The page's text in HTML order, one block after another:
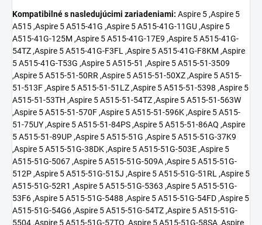
Kompatibilné s nasledujúcimi zariadeniami: Aspire 5 ,Aspire 5 A515 ,Aspire 5 A515-41G ,Aspire 5 A515-41G-11GU ,Aspire 5 A515-41G-125M ,Aspire 5 A515-41G-17E9 ,Aspire 5 A515-41G-54TZ ,Aspire 5 A515-41G-F3FL ,Aspire 5 A515-41G-F8KM ,Aspire 5 A515-41G-T53G ,Aspire 5 A515-51 ,Aspire 5 A515-51-3509 ,Aspire 5 A515-51-50RR ,Aspire 5 A515-51-50XZ ,Aspire 5 A515-51-513F ,Aspire 5 A515-51-51LZ ,Aspire 5 A515-51-5398 ,Aspire 5 A515-51-53TH ,Aspire 5 A515-51-54TZ ,Aspire 5 A515-51-563W ,Aspire 5 A515-51-570F ,Aspire 5 A515-51-596K ,Aspire 5 A515-51-75UY ,Aspire 5 A515-51-84PS ,Aspire 5 A515-51-86AQ ,Aspire 5 A515-51-89UP ,Aspire 5 A515-51G ,Aspire 5 A515-51G-37K9 ,Aspire 5 A515-51G-38DK ,Aspire 5 A515-51G-503E ,Aspire 5 A515-51G-5067 ,Aspire 5 A515-51G-509A ,Aspire 5 A515-51G-512P ,Aspire 5 A515-51G-515J ,Aspire 5 A515-51G-51RL ,Aspire 5 A515-51G-52R1 ,Aspire 5 A515-51G-5363 ,Aspire 5 A515-51G-53F6 ,Aspire 5 A515-51G-5488 ,Aspire 5 A515-51G-54FD ,Aspire 5 A515-51G-54G6 ,Aspire 5 A515-51G-54TZ ,Aspire 5 A515-51G-5504 ,Aspire 5 A515-51G-57TQ ,Aspire 5 A515-51G-58SA ,Aspire 5 A515-51G-8065 ,Aspire 5 A515-51G-84ZP ,Aspire 5 A515-51G-89LS ,Aspire 5 A515-52G ,Aspire 5 A515-52G-50VP ,Aspire 5 A515-52G-51RF ,Aspire 5 A515-52G-522W ,Aspire 5 A515-52G-53PU ,Aspire 5 A515-52G-58D3 ,Aspire 5 A515-52G-58S9 ,Aspire 5 A515-52G-59V6 ,Aspire 5 A515-52G-70QM ,Aspire 5 A515-52G-72U7 ,Aspire 5 A515-52G-73DF ,Aspire 5 A515-52G-73ML ,Aspire 5 A515-52G-7405 ,Aspire 5 A517 ,Aspire 5 A517-51 ,Aspire 5 A517-51-33Q4 ,Aspire 5 A517-51-50XH ,Aspire 5 A517-51-5385 ,Aspire 5 A517-51-54UG ,Aspire 5 A517-51-568Y ,Aspire 5 A517-51-575X ,Aspire 5 A517-51-82HA ,Aspire 5 A517-51G ,Aspire 5 A517-51G-308G ,Aspire 5 A517-51G-50LG ,Aspire 5 A517-51G-50XS ,Aspire 5 A517-51G-51UU ,Aspire 5 A517-51G-522W ,Aspire 5 A517-51G-5412 ,Aspire 5 A517-51G-54CX ,Aspire 5 A517-51G-54GK ,Aspire 5 A517-51G-54L4 ,Aspire 5 A517-51G-55RE ,Aspire 5 A517-51G-582X ,Aspire 5 A517-51G-58DD ,Aspire 5 A517-51G-58ZH ,Aspire 5 A517-51G-80LF ,Aspire 5 A517-51G-81VB ,Aspire 5 A517-51G-8433 ,Aspire 5 A517-51G-8435 ,Aspire 7 ,Aspire 7 A715 ,Aspire 7 A715-71G ,Aspire 7 A715-71G-50WU ,Aspire 7 A715-71G-51KX ,Aspire 7 A715-71G-52FG ,Aspire 7 A715-71G-52GT ,Aspire 7 A715-71G-52SK ,Aspire 7 A715-71G-52WE ,Aspire 7 A715-71G-53TU ,Aspire 7 A715-71G-54PN ,Aspire 7 A715-71G-56BD ,Aspire 7 A715-71G-59YY ,Aspire 7 A715-71G-71L2 ,Aspire 7 A715-71G-71NC ,Aspire 7 A715-71G-74QK ,Aspire 7 A715-71G-76Z5 ,Aspire 7 A715-71G-78Z8 ,Aspire 7 A715-72G ,Aspire 7 A715-72G-508U ,Aspire 7 A715-72G-50MH ,Aspire 7 A715-72G-53JH ,Aspire 7 A715-72G-704Q ,Aspire 7 A715-72G-70JF ,Aspire 7 A715-72G-71CT ,Aspire 7 A715-72G-71L1 ,Aspire 7 A715-72G-71RW ,Aspire 7 A715-72G-71S3 ,Aspire 7 A715-72G-72Y9 ,Aspire 7 A715-72G-74V9 ,Aspire 7 A715-72G-79BH ,Aspire 7 A717 ,Aspire 7 A717-71G ,Aspire 7 A717-71G-501X ,Aspire 7 A717-71G-54ED ,Aspire 7 A717-71G-55GT ,Aspire 7 A717-71G-568Z ,Aspire 7 A717-71G-59FW ,Aspire 7 A717-71G-707B ,Aspire 7 A717-71G-70Z6 ,Aspire 7 A717-71G-71GR ,Aspire 7 A717-71G-721V ,Aspire 7 A717-71G-72VY ,Aspire 7 A717-71G-740Y ,Aspire 7 A717-71G-75QU ,Aspire 7 A717-71G-75W6 ,Aspire 7 A717-71G-76M3 ,Aspire 7 A717-71G-785Y ,Aspire 7 A717-71G-79DS ,Aspire E 15 ES1-512 ,Aspire E 15 ES1-512-C1PW ,Aspire E 15 ES1-512-C323 ,Aspire E 15 ES1-512-C4DW ,Aspire E 15 ES1-512-C59L ,Aspire E 15 ES1-512-C5YW ,Aspire E 15 ES1-512-C88M ,Aspire E 15 ES1-512-C96S ,Aspire E 15 ES1-512-P18H ,Aspire E 15 ES1-512-P1SM ,Aspire E 15 ES1-512-P9GT ,Aspire E 17 E5-771 ,Aspire E 17 E5-771-30A7 ,Aspire E 17 E5-771-31US ,Aspire E 17 E5-771-33G9 ,Aspire E 17 E5-771-36PY ,Aspire E 17 E5-771-37QG ,Aspire E 17 E5-771-37SB ,Aspire E 17 E5-771-51HT ,Aspire E 17 E5-771-53AJ ,Aspire E 17 E5-771-54PF ,Aspire E 17 E5-771-55XR ,Aspire E 17 E5-771-57ZV ,Aspire E 17 E5-771-58NC ,Aspire E 17 E5-771G ,Aspire E 17 E5-771G-32S4 ,Aspire E 17 E5-771G-33FU ,Aspire E 17 E5-771G-33XU ,Aspire E 17 E5-771G-348S ,Aspire E 17 E5-771G-36KO ,Aspire E 17 E5-771G-36SL ,Aspire E 17 E5-771G-37XS ,Aspire E 17 E5-771G-3998 ,Aspire E 17 E5-771G-51ZL ,Aspire E 17 E5-771G-533T ,Aspire E 17 E5-771G-53T6 ,Aspire E 17 E5-771G-553Q ,Aspire E 17 E5-771G-55VP ,Aspire E 17 E5-771G-55ZZ ,Aspire E 17 E5-771G-560N ,Aspire E 17 E5-771G-57PV ,Aspire E 17 E5-771G-58SB ,Aspire E 17 E5-771G-59J6 ,Aspire ES 15 ES1-572 ,Aspire ES 15 ES1-572-30K0 ,Aspire ES 15 ES1-572-30KO ,Aspire ES 15 ES1-572-30Q9 ,Aspire ES 15 ES1-572-31BD ,Aspire ES 15 ES1-572-31KW ,Aspire ES 15 ES1-572-31XL ,Aspire ES 15 ES1-572-33BP ,Aspire ES 15 ES1-572-3729 ,Aspire ES 15 ES1-572-50VB ,Aspire ES 15 ES1-572-53EL ,Aspire ES 15 ES1-572-59E8 ,Aspire R 11 R3-131T ,Aspire R 11 R3-131T-C1EW ,Aspire R 11 R3-131T-C1YF ,Aspire R 11 R3-131T-C1Z2 ,Aspire R 11 R3-131T-C62X ,Aspire R 11 R3-131T-C770 ,Aspire R 11 R3-131T-C8X9 ,Aspire R 11 R3-131T-P2R8 ,Aspire R 11 R3-131T-P6G7 ,Aspire R 11 R3-131T-P73T ,Aspire R 11 R3-131T-P9J9 ,Aspire R 13 R7-371T ,Aspire R 13 R7-371T-50V5 ,Aspire R 13 R7-371T-52EL ,Aspire R 13 R7-371T-55DJ ,Aspire R 13 R7-371T-57SN ,Aspire R 13 R7-371T-59ZK ,Aspire R 13 R7-371T-71XP ,Aspire R 13 R7-371T-762R ,Aspire R 13 R7-371T-76UV ,Aspire R 13 R7-372T ,Aspire R 13 R7-372T-53E0 ,Aspire R 13 R7-372T-53J0 ,Aspire R 13 R7-372T-53XE ,Aspire R 13 R7-372T-54TM ,Aspire R 13 R7-372T-582W ,Aspire R 13 R7-372T-72XJ ,Aspire R 13 R7-372T-746N ,Aspire R 13 R7-372T-74B3 ,Aspire R 13 R7-372T-758Q ,Aspire R 13 R7-372T-75LX ,Aspire R 13 R7-372T-77LE ,Aspire R 13 R7-372T-79F2 ,Aspire R 14 R5-471T ,Aspire R 14 R5-471T-50UD ,Aspire R 14 R5-471T-52EE ,Aspire R 14 R5-471T-534X ,Aspire R 14 R5-471T-53MJ ,Aspire R 14 R5-471T-59CW ,Aspire R 14 R5-471T-74LX ,Aspire R 14 R5-471T-79YN ,Aspire R 15 R5-571 ,Aspire R 15 R5-571T ,Aspire R 15 R5-571T-51CB ,Aspire R 15 R5-571T-5773 ,Aspire R 15 R5-571T-57Z0 ,Aspire R 15 R5-571T-594X ,Aspire R 15 R5-571T-59DC ,Aspire R 15 R5-571T-7229 ,Aspire R 15 R5-571T-74PG ,Aspire R 15 R5-571T-78G6 ,Aspire R 15 R5-571T-78G8 ,Aspire R 15 R5-571TG ,Aspire R 15 R5-571TG-50RF ,Aspire R 15 R5-571TG-51CB ,Aspire R 15 R5-571TG-57YD ,Aspire R 15 R5-571TG-720H ,Aspire R 15 R5-571TG-7229 ,Aspire R 15 R5-571TG-78G6 ,Aspire R 15 R5-571TG-78G8 ,Aspire R 15 R5-571TG-79L1 ,Aspire V 11 V3-111 ,Aspire V 11 V3-111P ,Aspire V 11 V3-111P-43BC ,Aspire V 11 V3-111P-C0T9 ,Aspire V 11 V3-111P-C1UO ,Aspire V 11 V3-111P-C3YJ ,Aspire V 11 V3-111P-C3Z1 ,Aspire V 11 V3-111P-C9Z3 ,Aspire V 11 V3-111P-P06A ,Aspire V 11 V3-111P-P1K3 ,Aspire V 13 ,Aspire V 13 V3-371 ,Aspire V 13 V3-371-30ZG ,Aspire V 13 V3-371-33A1 ,Aspire V 13 V3-371-36M2 ,Aspire V 13 V3-371-36MA ,Aspire V 13 V3-371-37AF ,Aspire V 13 V3-371-37E1 ,Aspire V 13 V3-371-37T9 ,Aspire V 13 V3-371-38M1 ,Aspire V 13 V3-371-39EJ ,Aspire V 13 V3-371-50YT ,Aspire V 13 V3-371-51GY ,Aspire V 13 V3-371-52BH ,Aspire V 13 V3-371-52SK ,Aspire V 13 V3-371-52VR ,Aspire V 13 V3-371-54TF ,Aspire V 13 V3-371-55EH ,Aspire V 13 V3-371-55GS ,Aspire V 13 V3-371-56LD ,Aspire V 13 V3-371-57QP ,Aspire V 13 V3-371-57W1 ,Aspire V 13 V3-371-58C2 ,Aspire V 13 V3-371-599Z ,Aspire V 13 V3-371-59YR ,Aspire V 13 V3-371-67HZ ,Aspire V 13 V3-371-71AH ,Aspire V 13 V3-371-71BX ,Aspire V 13 V3-371-71J6 ,Aspire V 13 V3-371-75A2 ,Aspire V 13 V3-371-75R3 ,Aspire V 13 V3-371-762B ,Aspire V 13 V3-371-78F9 ,Aspire V 13 V3-372 ,Aspire V 13 V3-372-3235 ,Aspire V 13 V3-372-33JV ,Aspire V 13 V3-372-33XV ,Aspire V 13 V3-372-34NP ,Aspire V 13 V3-372-391D ,Aspire V 13 V3-372-505B ,Aspire V 13 V3-372-50LK ,Aspire V 13 V3-372-50W9 ,Aspire V 13 V3-372-54B4 ,Aspire V 13 V3-372-54T0 ,Aspire V 13 V3-372-55AM ,Aspire V 13 V3-372-56V8 ,Aspire V 13 V3-372-57CW ,Aspire V 13 V3-372-57XV ,Aspire V 13 V3-372-P6AB ,Aspire V 13 V3-372T ,Aspire V 13 V3-372T-5051 ,Aspire V 13 V3-372T-53H4 ,Aspire V 13 V3-372T-53LA ,Aspire V 13 V3-372T-75U6 ,Chromebook 13 C810 ,Chromebook 13 C810-T78Y ,Chromebook 13 C810-T7FP ,Chromebook 13 C810-T7ZT ,Chromebook 13 C810-T9CA ,Chromebook 13 C810-T9ZP ,Chromebook 15 C910 ,Chromebook 15 C910-54M1 ,Chromebook 15 C910-C37P ,Chromebook 15 C910-C453 ,Extensa 2540 ,Nitro 5 ,Nitro 5 AN515 ,Nitro 5 AN515-31 ,Nitro 5 AN515-31-52DR ,Nitro 5 AN515-31-58SH ,Nitro 5 AN515-31-59RD ,Nitro 5 AN515-31-86FR ,Nitro 5 AN515-41 ,Nitro 5 AN515-41-11CP ,Nitro 5 AN515-41-19HM ,Nitro 5 AN515-41-53YW ,Nitro 5 AN515-41-F1XF ,Nitro 5 AN515-41-F5RL ,Nitro 5 AN515-41-F6T3 ,Nitro 5 AN515-41-F6VS ,Nitro 5 AN515-51 ,Nitro 5 AN515-51-504A ,Nitro 5 AN515-51-5082 ,Nitro 5 AN515-51-50PN ,Nitro 5 AN515-51-50S1 ,Nitro 5 AN515-51-522L ,Nitro 5 AN515-51-53YW ,Nitro 5 AN515-51-546U ,Nitro 5 AN515-51-5594 ,Nitro 5 AN515-51-55VA ,Nitro 5 AN515-51-55WL ,Nitro 5 AN515-51-565D ,Nitro 5 AN515-51-56U0 ,Nitro 5 AN515-51-56UO ,Nitro 5 AN515-51-56UX ,Nitro 5 AN515-51-70V4 ,Nitro 5 AN515-51-70Y8 ,Nitro 5 AN515-51-71LP ,Nitro 5 AN515-51-720N ,Nitro 5 AN515-51-72HL ,Nitro 5 AN515-51-75A2 ,Nitro 5 AN515-51-75JF ,Nitro 5 AN515-51-76EG ,Nitro 5 AN515-51-76SX ,Nitro 5 AN515-51-76YG ,Nitro 5 AN515-51-77M5 ,Nitro 5 AN515-51-788E ,Nitro 5 AN515-51-78C6 ,Nitro 5 AN515-51-79DZ ,Nitro 5 AN515-52 ,Nitro 5 AN515-52-50YX ,Nitro 5 AN515-52-519R ,Nitro 5 AN515-52-7244 ,Nitro 5 AN515-53 ,Nitro 5 AN515-53-52FA ,Nitro 5 AN515-53-55G9 ,Nitro 5 Spin ,Nitro 5 Spin NP515 ,Nitro 5 Spin NP515-51 ,Nitro 5 Spin NP515-51-506X ,Nitro 5 Spin NP515-51-551F ,Nitro 5 Spin NP515-51-57M8 ,Nitro 5 Spin NP515-51-887W ,Predator Helios 300 G3-571 ,Predator Helios 300 G3-571-51NK ,Predator Helios 300 G3-571-57AY ,Predator Helios 300 G3-571-73H3 ,Predator Helios 300 G3-571-76HW ,Predator Helios 300 G3-571-77KB ,Predator Helios 300 G3-571-77QK ,Predator Helios 300 G3-572 ,Predator Helios 300 G3-572-50K2 ,Predator Helios 300 G3-572-50VA ,Predator Helios 300 G3-572-50XL ,Predator Helios 300 G3-572-52VM ,Predator Helios 300 G3-572-53BG ,Predator Helios 300 G3-572-54E2 ,Predator Helios 300 G3-572-54P8 ,Predator Helios 300 G3-572-54Y2 ,Predator Helios 300 G3-572-56AS ,Predator Helios 300 G3-572-56FD ,Predator Helios 300 G3-572-57F0 ,Predator Helios 300 G3-572-57KM ,Predator Helios 300 G3-572-58L6 ,Predator Helios 300 G3-572-58LX ,Predator Helios 300 G3-572-58YT ,Pr